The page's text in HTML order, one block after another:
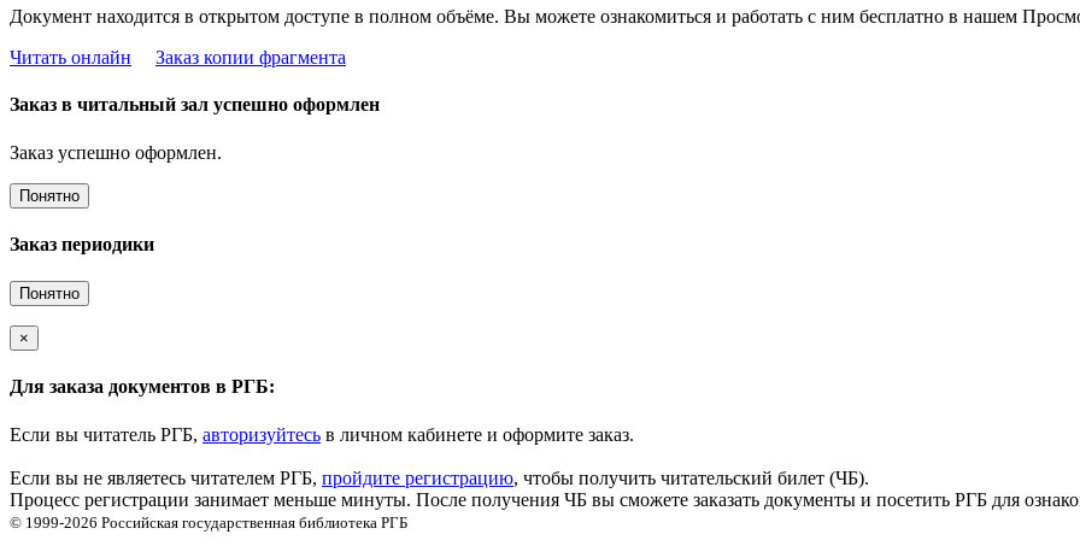
Документ находится в открытом доступе в полном объёме. Вы можете ознакомиться и работать с ним бесплатно в нашем
Читать онлайн
Заказ копии фрагмента
Заказ в читальный зал успешно оформлен
Заказ успешно оформлен.
Понятно
Заказ периодики
Понятно
×
Для заказа документов в РГБ:
Если вы читатель РГБ, авторизуйтесь в личном кабинете и оформите заказ.
Если вы не являетесь читателем РГБ, пройдите регистрацию, чтобы получить читательский билет (ЧБ).
Процесс регистрации занимает меньше минуты. После получения ЧБ вы сможете заказать документы и посетить РГБ для
© 1999-2026 Российская государственная библиотека РГБ